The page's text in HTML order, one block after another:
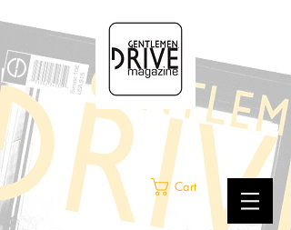
Cart